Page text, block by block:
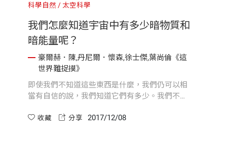
科學自然 太空科學
我們怎麼知道宇宙中有多少暗物質和
暗能量呢？
豪爾赫．陳,丹尼爾．懷森,徐士傑,葉尚倫《這
世界難捉摸》
即使我們不知道這些東西是什麼，我們仍可以相
當有自信的說，我們知道它們有多少。我們不知
收藏 分享 2017/12/08